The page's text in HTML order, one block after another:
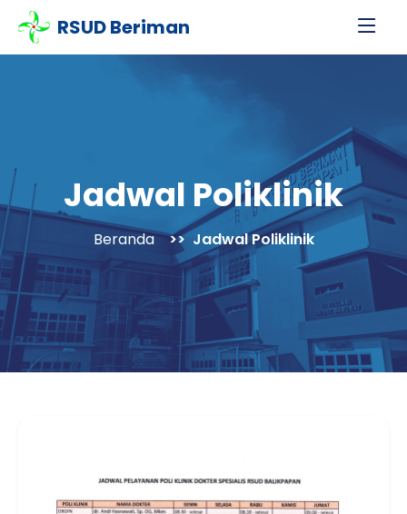
RSUD Beriman
Jadwal Poliklinik
Beranda Jadwal Poliklinik